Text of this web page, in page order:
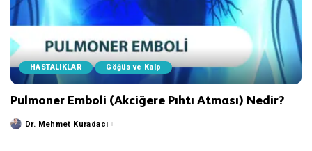
HASTALIKLAR Göğüs ve Kalp
Pulmoner Emboli (Akciğere Pıhtı Atması) Nedir?
PostedDr. Mehmet Kuradacı